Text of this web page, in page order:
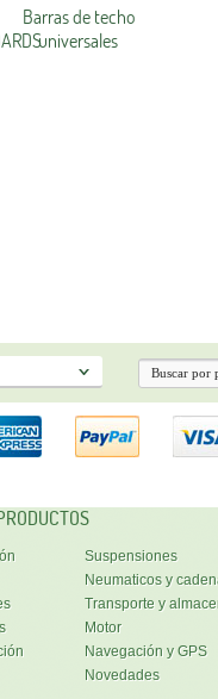
Barras de techo
universales
Suspensiones
Neumaticos y
Transporte y
Motor
Navegación y GPS
Novedades